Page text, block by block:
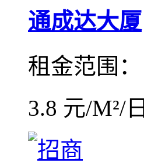
通成达大厦
租金范围：
3.8 元/M²/日